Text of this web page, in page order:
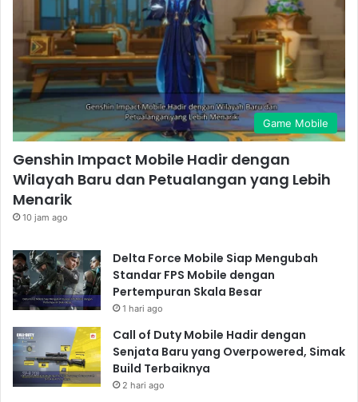
Game Mobile
Genshin Impact Mobile Hadir dengan
Wilayah Baru dan Petualangan yang Lebih
Menarik
10 jam ago
Delta Force Mobile Siap Mengubah
Standar FPS Mobile dengan
Pertempuran Skala Besar
1 hari ago
Call of Duty Mobile Hadir dengan
Senjata Baru yang Overpowered, Simak
Build Terbaiknya
2 hari ago